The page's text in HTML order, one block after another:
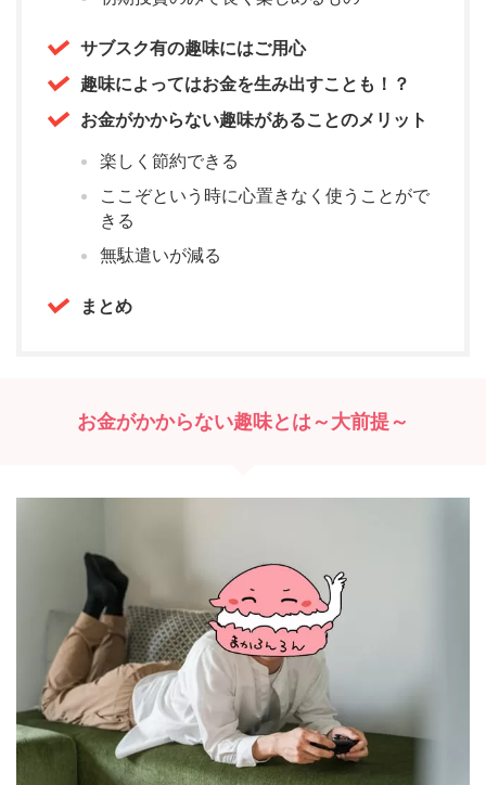
サブスク有の趣味にはご用心
趣味によってはお金を生み出すことも！？
お金がかからない趣味があることのメリット
楽しく節約できる
ここぞという時に心置きなく使うことがで
きる
無駄遣いが減る
まとめ
お金がかからない趣味とは～大前提～